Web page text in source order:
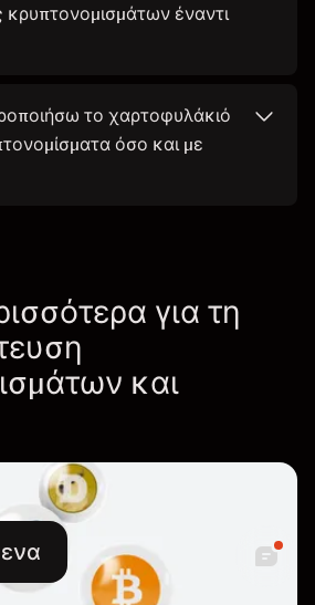
κρυπτονομισμάτων έναντι
το χαρτοφυλάκιό
όσο και με
για τη
και